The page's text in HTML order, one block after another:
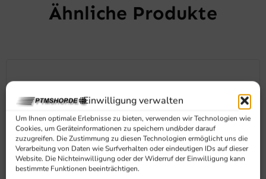
Einwilligung verwalten
Um Ihnen optimale Erlebnisse zu bieten, verwenden wir Technologien wie
Cookies, um Geräteinformationen zu speichern und/oder darauf
zuzugreifen. Die Zustimmung zu diesen Technologien ermöglicht uns die
Verarbeitung von Daten wie Surfverhalten oder eindeutigen IDs auf dieser
Website. Die Nichteinwilligung oder der Widerruf der Einwilligung kann
bestimmte Funktionen beeinträchtigen.
Ähnliche Produkte